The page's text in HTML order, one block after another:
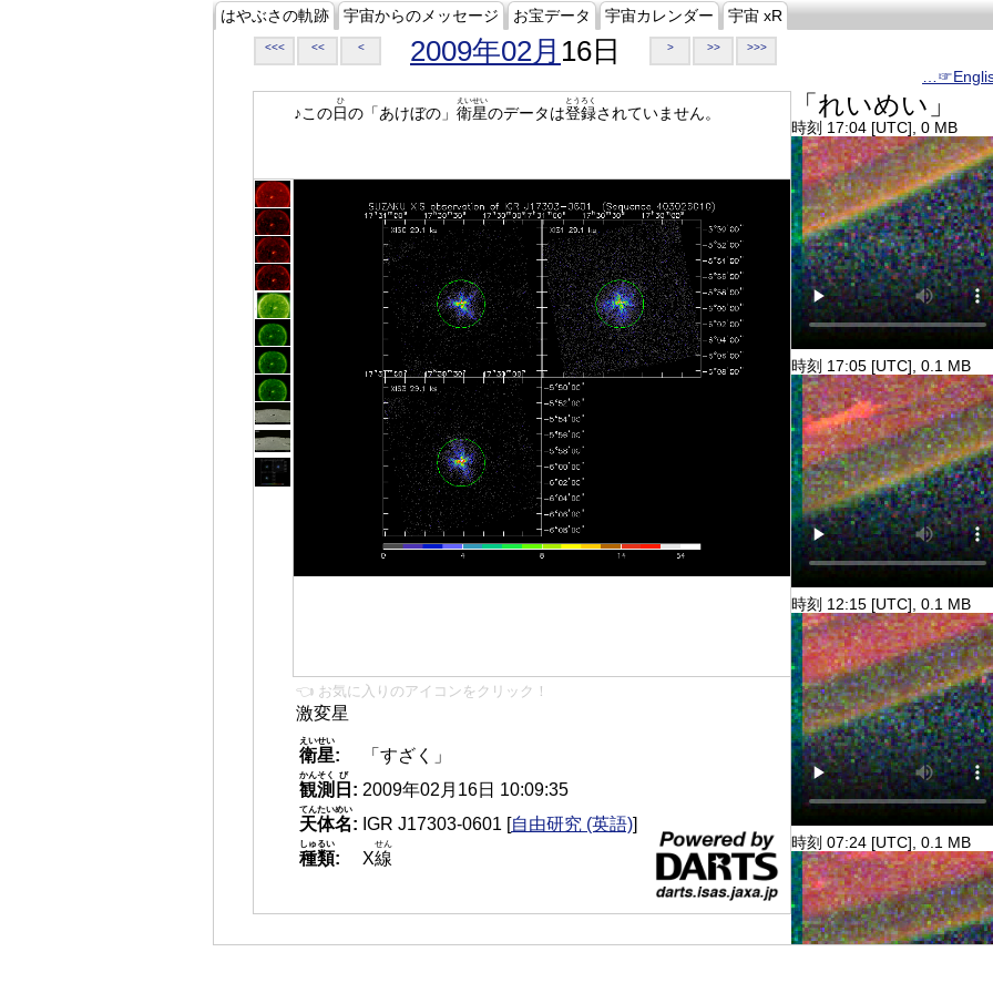
はやぶさの軌跡 宇宙からのメッセージ お宝データ 宇宙カレンダー 宇宙 xR
<<< << < 2009年02月 16日 > >> >>>
♪この日
ひ
の「あけぼの」 衛星
えいせい
のデータは登録
とうろく
されていません。
👈 お気に入りのアイコンをクリック！
激変星
衛星
えいせい
:
「すざく」
観測
かんそく
日
び
: 2009年02月16日 10:09:35
天体名
てんたいめい
: IGR J17303-0601 [自由研究 (英語)]
種類
しゅるい
: X線
せん
「れいめい」
時刻 17:04 [UTC], 0 MB
時刻 17:05 [UTC], 0.1 MB
時刻 12:15 [UTC], 0.1 MB
時刻 07:24 [UTC], 0.1 MB